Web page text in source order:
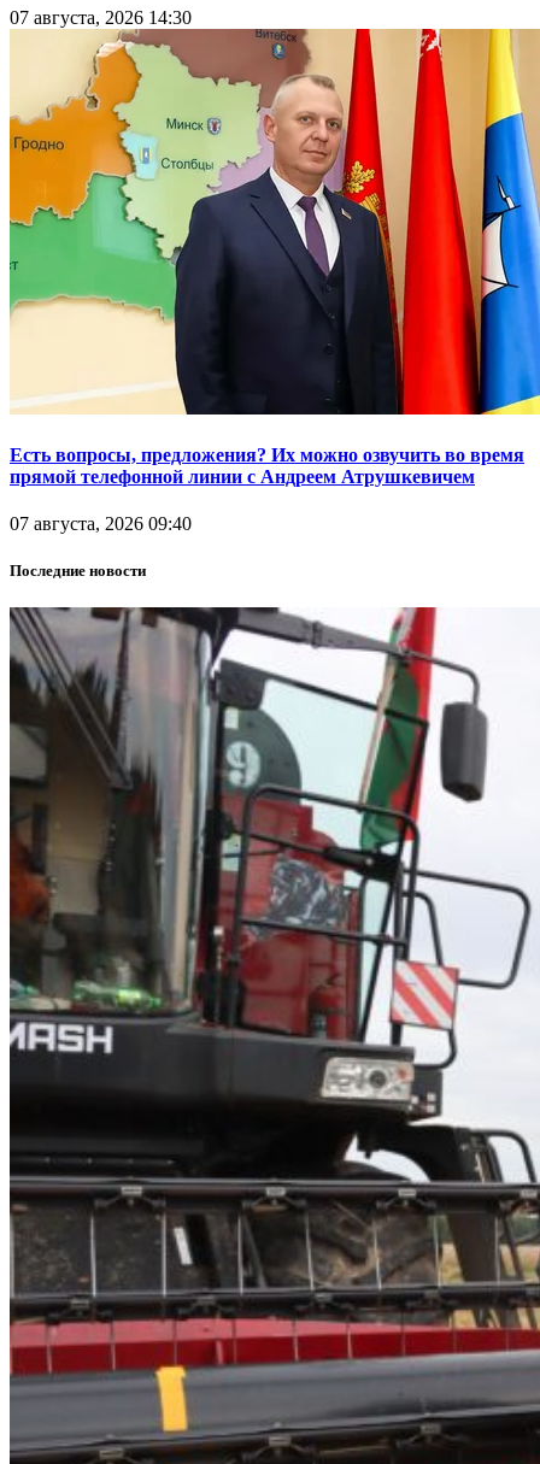
07 августа, 2026 14:30
Есть вопросы, предложения? Их можно озвучить во время
прямой телефонной линии с Андреем Атрушкевичем
07 августа, 2026 09:40
Последние новости